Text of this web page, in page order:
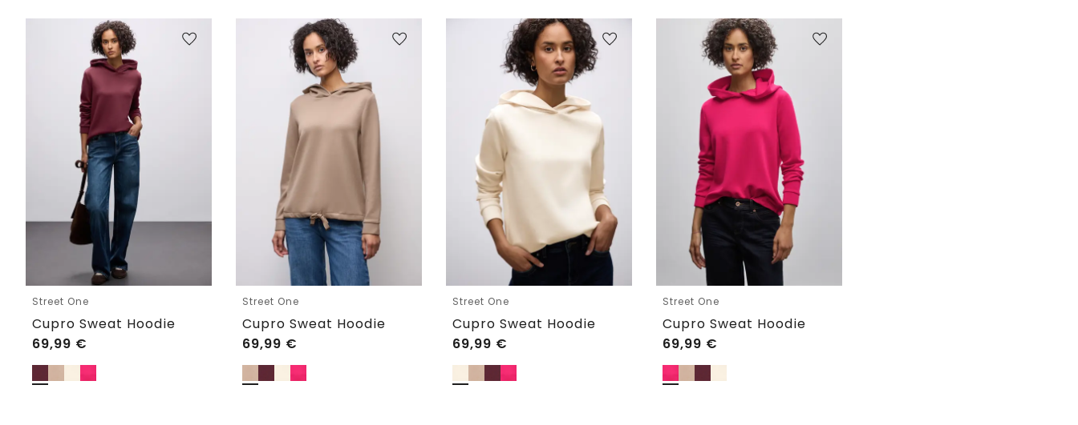
Street One
Cupro Sweat Hoodie
69,99 €
Street One
Cupro Sweat Hoodie
69,99 €
Street One
Cupro Sweat Hoodie
69,99 €
Street One
Cupro Sweat Hoodie
69,99 €